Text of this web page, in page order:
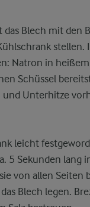
das Blech mit den
stellen.
Natron in heißem
Schüssel
und Unterhitze
leicht
5 Sekunden lang
von allen Seiten
Blech legen.